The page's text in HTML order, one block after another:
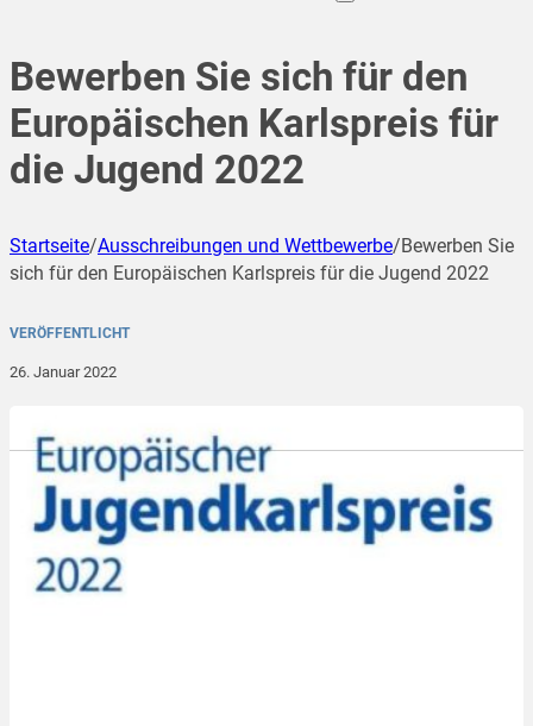
Bewerben Sie sich für den
Europäischen Karlspreis für
die Jugend 2022
Startseite/Ausschreibungen und Wettbewerbe/Bewerben Sie
sich für den Europäischen Karlspreis für die Jugend 2022
VERÖFFENTLICHT
26. Januar 2022